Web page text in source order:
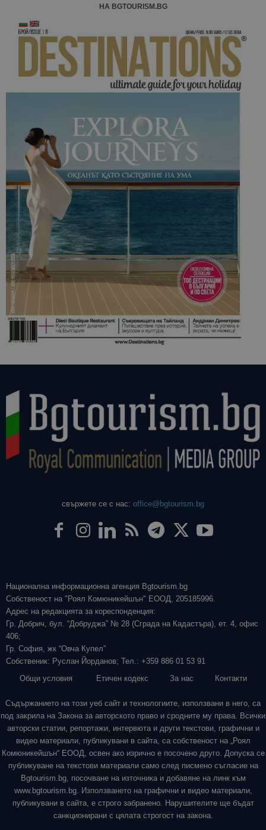
НА BGTOURISM.BG
свържете се с нас: office@bgtourism.bg
Национална информационна агенция Bgtourism.bg
Собственост на "Роял Комюникейшън" ЕООД, 205185996.
Адрес на редакцията за кореспонденция:
Гр. Добрич, бул. “Добруджа” № 28 (Сграда на Кадастъра), ет. 4, офис
406;
Гр. София, жк “Овча Купел”
Собственик: Руслан Йорданов; Тел.: +359 886 01 53 91
Общи условия
Етичен кодекс За нас Контакти
Съдържанието на този уеб сайт и технологиите, използвани в него, са
под закрила на Закона за авторското право и сродните му права. Всички
авторски статии, репортажи, интервюта и други текстови, графични и
видео материали, публикувани в сайта, са собственост на „Роял
Комюникейшън“ ЕООД, освен ако изрично е посочено друго. Допуска се
публикуване на текстови материали само след писмено съгласие на
Bgtourism.bg, посочване на източника и добавяне на линк към
www.bgtourism.bg. Използването на графични и видео материали,
публикувани в сайта, е строго забранено. Нарушителите ще бъдат
санкционирани с цялата строгост на закона.